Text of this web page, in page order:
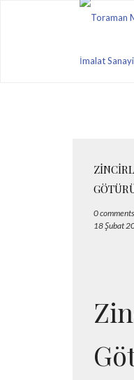
0 comments
18 Şubat